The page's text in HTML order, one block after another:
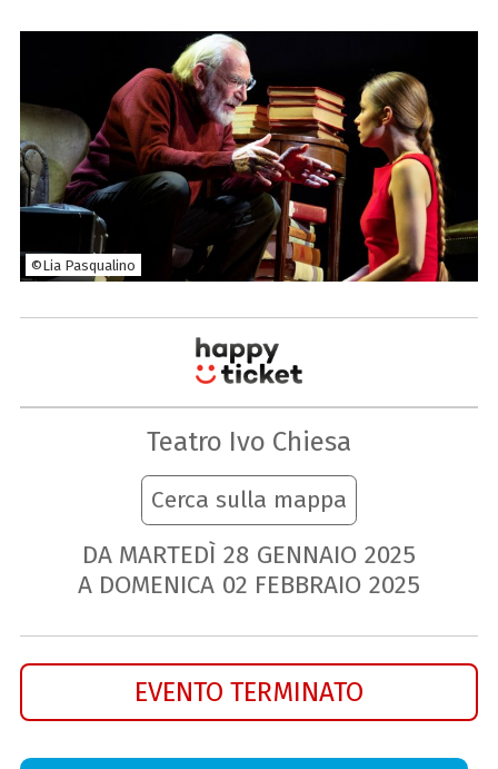
©Lia Pasqualino
Teatro Ivo Chiesa
Cerca sulla mappa
DA MARTEDÌ 28 GENNAIO 2025
A DOMENICA 02 FEBBRAIO 2025
EVENTO TERMINATO